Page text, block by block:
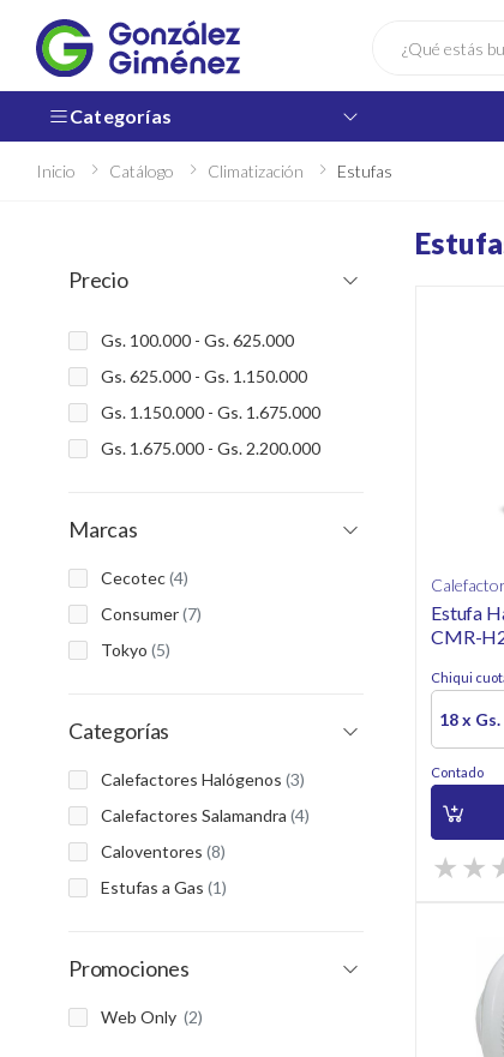
Categorías
Inicio Catálogo Climatización Estufas
Precio
Gs. 100.000 - Gs. 625.000
Gs. 625.000 - Gs. 1.150.000
Gs. 1.150.000 - Gs. 1.675.000
Gs. 1.675.000 - Gs. 2.200.000
Marcas
Cecotec(4)
Consumer(7)
Tokyo (5)
Categorías
Calefactores Halógenos (3)
Calefactores Salamandra (4)
Caloventores (8)
Estufas a Gas (1)
Promociones
Web Only (2)
Estufa
CMR-
Chiqui
18 x
Contado